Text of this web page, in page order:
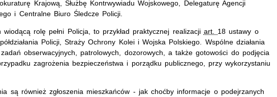
Krajową, Służbę Kontrwywiadu Wojskowego, Delegaturę Agencji
i Centralne Biuro Śledcze Policji.
rolę pełni Policja, to przykład praktycznej realizacji art. 18 ustawy o
Policji, Straży Ochrony Kolei i Wojska Polskiego. Wspólne działania
obserwacyjnych, patrolowych, dozorowych, a także gotowości do podjęcia
zagrożenia bezpieczeństwa i porządku publicznego, przy wykorzystaniu
są również zgłoszenia mieszkańców - jak choćby informacje o podejrzanych